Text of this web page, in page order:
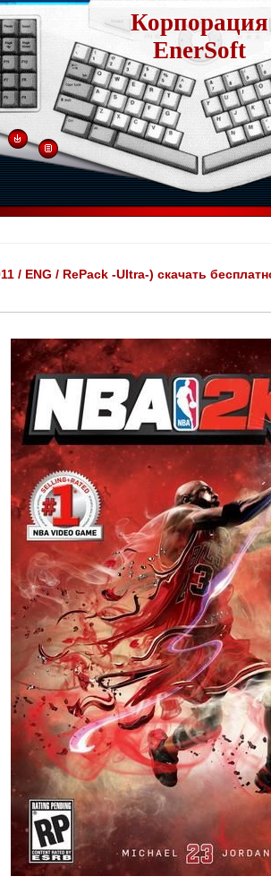
Корпорация
EnerSoft
/ ENG / RePack -Ultra-) скачать